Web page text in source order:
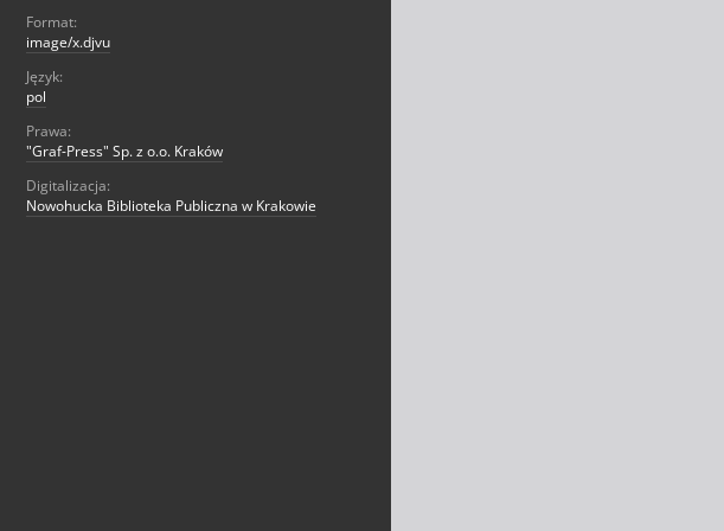
Format:
image/x.djvu
Język:
pol
Prawa:
"Graf-Press" Sp. z o.o. Kraków
Digitalizacja:
Nowohucka Biblioteka Publiczna w Krakowie